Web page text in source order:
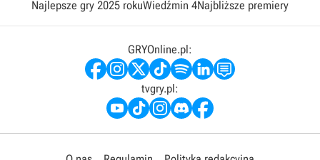
Najlepsze gry 2025 rokuWiedźmin 4Najbliższe premiery
GRYOnline.pl:
tvgry.pl: